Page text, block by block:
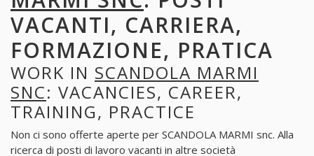
VACANTI, CARRIERA,
FORMAZIONE, PRATICA
WORK IN SCANDOLA MARMI
SNC: VACANCIES, CAREER,
TRAINING, PRACTICE
Non ci sono offerte aperte per SCANDOLA MARMI snc. Alla
ricerca di posti di lavoro vacanti in altre società